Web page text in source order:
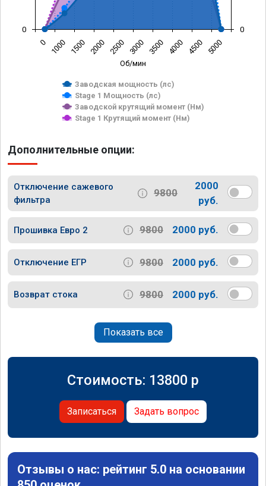
Об/мин
Заводская мощность (лс)
Stage 1 Мощность (лс)
Заводской крутящий момент (Нм)
Stage 1 Крутящий момент (Нм)
0 1000 1500 2000 2500 3000 3500 4000 4500 5000
0 0
Дополнительные опции:
Отключение сажевого
фильтра
9800
2000
руб.
Прошивка Евро 2 9800 2000 руб.
Отключение ЕГР 9800 2000 руб.
Возврат стока 9800 2000 руб.
Показать все
Стоимость: 13800 p
Записаться Задать вопрос
Отзывы о нас: рейтинг 5.0 на основании